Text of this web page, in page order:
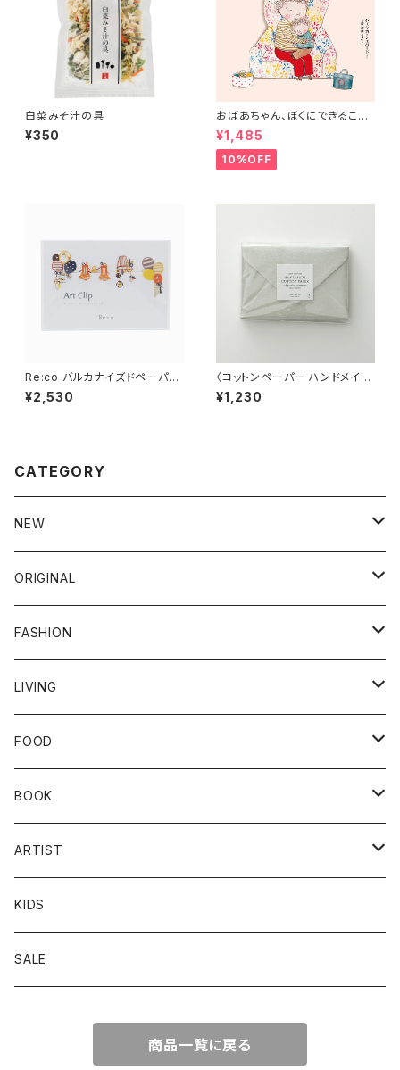
白菜みそ汁の具
¥350
おばあちゃん、ぼくにできること
ある？
¥1,485
10%OFF
Re:co バルカナイズドペーパー
アートクリップ
¥2,530
〈コットンペーパー ハンドメイド
日本製〉Sサイズ封筒 セージグ
リーン
¥1,230
CATEGORY
NEW
新商品
ORIGINAL
クラシノシゴトギ
ダブルガーゼ
ワークパンツ
FASHION
クラシノシゴトギ
ダブルガーゼ
ワークパンツ
ファッション小物
帽子
ソックス
バッグ
LIVING
器
カトラリー
キッチン雑貨
インテリア雑貨
紙もの／文具
FOOD
食品
飲料
MUSICA TEA
BOOK
本
ARTIST
amirii
irocomono
KIDS
SALE
商品一覧に戻る